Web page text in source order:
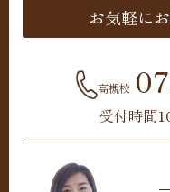
お気軽に
高槻校
受付時間